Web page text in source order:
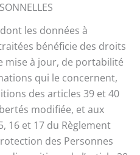
les données à
bénéficie des droits
mise à jour, de portabilité
qui le concernent,
des articles 39 et 40
modifiée, et aux
16 et 17 du Règlement
des Personnes